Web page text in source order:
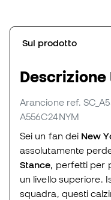
Sul prodotto
Arancione ref.
A556C24NYM
Sei un fan dei New
assolutamente
Stance, perfetti per
un livello superiore.
squadra, questi